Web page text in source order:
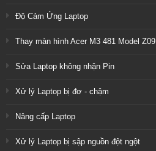
Độ Cảm Ứng Laptop
Thay màn hình Acer M3 481 Model Z09
Sửa Laptop không nhận Pin
Xử lý Laptop bị đơ - chậm
Nâng cấp Laptop
Xử lý Laptop bị sập nguồn đột ngột